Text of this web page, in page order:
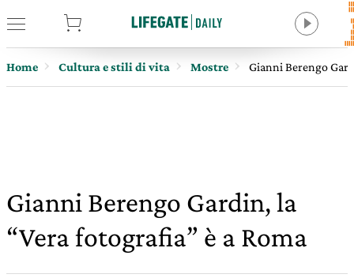
Home Cultura e stili di vita Mostre Gianni Berengo
Gianni Berengo Gardin, la
“Vera fotografia” è a Roma